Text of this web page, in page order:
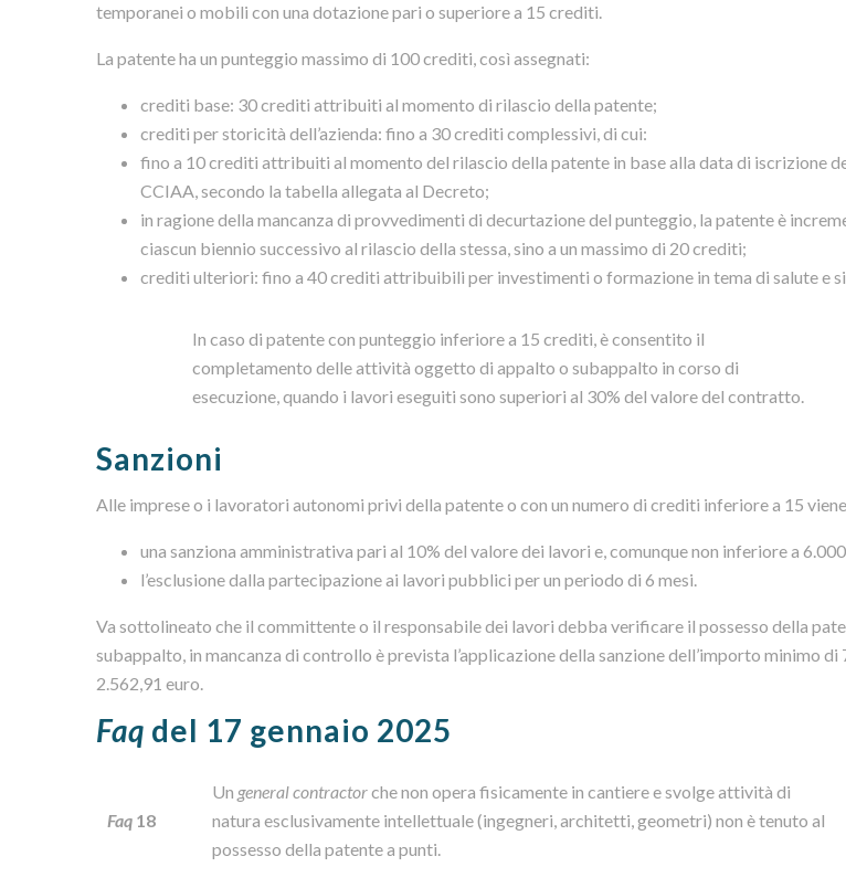
temporanei o mobili con una dotazione pari o superiore a 15 crediti.
La patente ha un punteggio massimo di 100 crediti, così assegnati:
crediti base: 30 crediti attribuiti al momento di rilascio della patente;
crediti per storicità dell’azienda: fino a 30 crediti complessivi, di cui:
fino a 10 crediti attribuiti al momento del rilascio della patente in base alla data di iscrizione
CCIAA, secondo la tabella allegata al Decreto;
in ragione della mancanza di provvedimenti di decurtazione del punteggio, la patente è
ciascun biennio successivo al rilascio della stessa, sino a un massimo di 20 crediti;
crediti ulteriori: fino a 40 crediti attribuibili per investimenti o formazione in tema di salute e
In caso di patente con punteggio inferiore a 15 crediti, è consentito il
completamento delle attività oggetto di appalto o subappalto in corso di
esecuzione, quando i lavori eseguiti sono superiori al 30% del valore del contratto.
Sanzioni
Alle imprese o i lavoratori autonomi privi della patente o con un numero di crediti inferiore a 15
una sanziona amministrativa pari al 10% del valore dei lavori e, comunque non inferiore a
l’esclusione dalla partecipazione ai lavori pubblici per un periodo di 6 mesi.
Va sottolineato che il committente o il responsabile dei lavori debba verificare il possesso della
subappalto, in mancanza di controllo è prevista l’applicazione della sanzione dell’importo minimo di
2.562,91 euro.
Faq del 17 gennaio 2025
Faq 18
Un general contractorche non opera fisicamente in cantiere e svolge attività di
natura esclusivamente intellettuale (ingegneri, architetti, geometri) non è tenuto al
possesso della patente a punti.